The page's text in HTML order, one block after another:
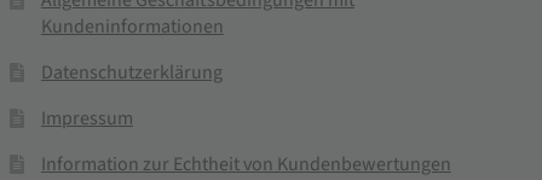
Kundeninformationen
Datenschutzerklärung
Impressum
Information zur Echtheit von Kundenbewertungen